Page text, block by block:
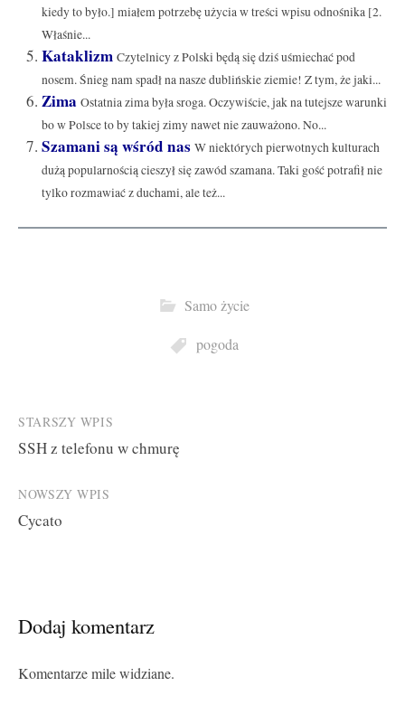
kiedy to było.] miałem potrzebę użycia w treści wpisu odnośnika [2.
Właśnie...
Kataklizm Czytelnicy z Polski będą się dziś uśmiechać pod
nosem. Śnieg nam spadł na nasze dublińskie ziemie! Z tym, że jaki...
Zima Ostatnia zima była sroga. Oczywiście, jak na tutejsze warunki
bo w Polsce to by takiej zimy nawet nie zauważono. No...
Szamani są wśród nas W niektórych pierwotnych kulturach
dużą popularnością cieszył się zawód szamana. Taki gość potrafił nie
tylko rozmawiać z duchami, ale też...
Samo życie
pogoda
Post
navigation
STARSZY WPIS
SSH z telefonu w chmurę
NOWSZY WPIS
Cycato
Dodaj komentarz
Komentarze mile widziane.